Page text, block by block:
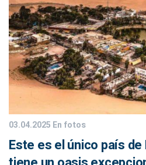
03.04.2025 En fotos
Este es el único país